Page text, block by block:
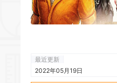
最近更新
2022年05月19日